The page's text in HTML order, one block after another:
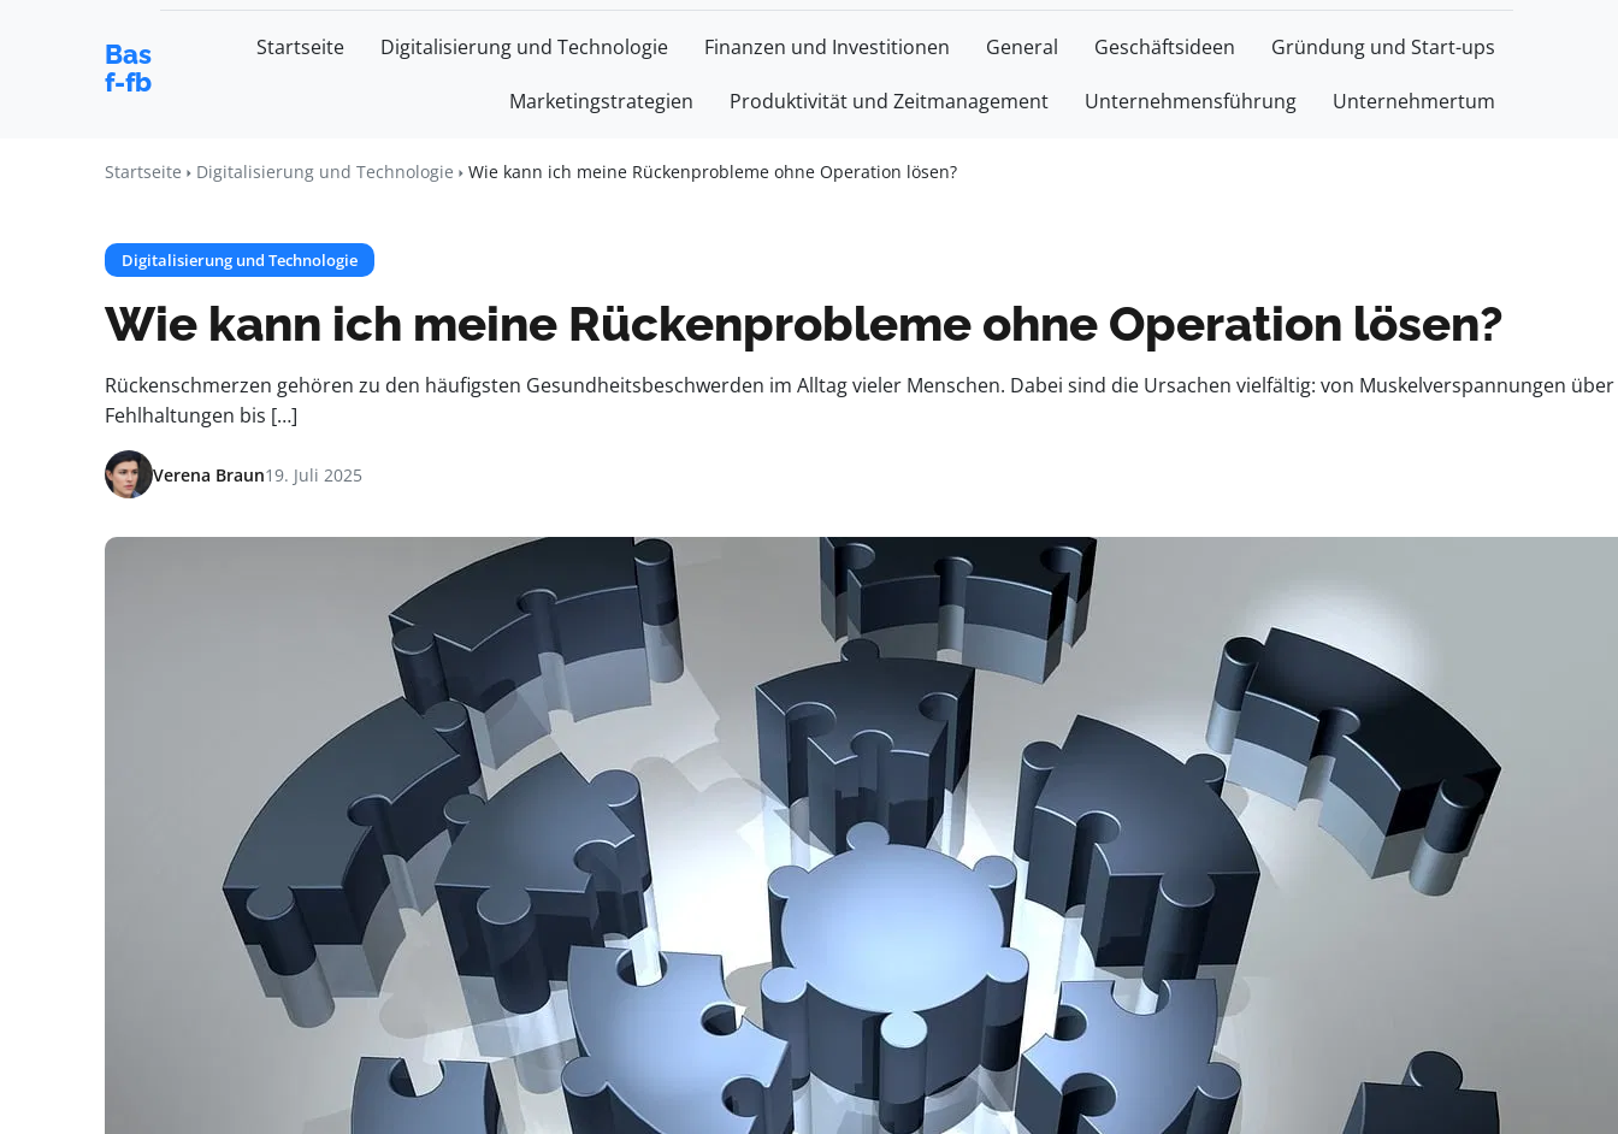
Bas
f-fb
Startseite Digitalisierung und Technologie Finanzen und Investitionen General Geschäftsideen Gründung und Start-ups
Marketingstrategien Produktivität und Zeitmanagement Unternehmensführung Unternehmertum
Startseite Digitalisierung und Technologie Wie kann ich meine Rückenprobleme ohne Operation lösen?
Digitalisierung und Technologie
Wie kann ich meine Rückenprobleme ohne Operation lösen?
Rückenschmerzen gehören zu den häufigsten Gesundheitsbeschwerden im Alltag vieler Menschen. Dabei sind die Ursachen vielfältig: von Muskelverspannungen über
Fehlhaltungen bis […]
Verena Braun19. Juli 2025